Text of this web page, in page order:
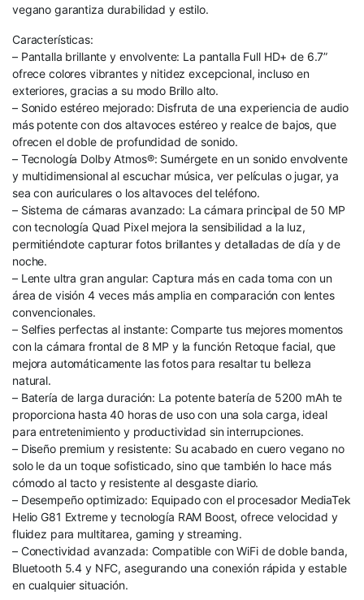
vegano garantiza durabilidad y estilo.
Características:
– Pantalla brillante y envolvente: La pantalla Full HD+ de 6.7”
ofrece colores vibrantes y nitidez excepcional, incluso en
exteriores, gracias a su modo Brillo alto.
– Sonido estéreo mejorado: Disfruta de una experiencia de audio
más potente con dos altavoces estéreo y realce de bajos, que
ofrecen el doble de profundidad de sonido.
– Tecnología Dolby Atmos®: Sumérgete en un sonido envolvente
y multidimensional al escuchar música, ver películas o jugar, ya
sea con auriculares o los altavoces del teléfono.
– Sistema de cámaras avanzado: La cámara principal de 50 MP
con tecnología Quad Pixel mejora la sensibilidad a la luz,
permitiéndote capturar fotos brillantes y detalladas de día y de
noche.
– Lente ultra gran angular: Captura más en cada toma con un
área de visión 4 veces más amplia en comparación con lentes
convencionales.
– Selfies perfectas al instante: Comparte tus mejores momentos
con la cámara frontal de 8 MP y la función Retoque facial, que
mejora automáticamente las fotos para resaltar tu belleza
natural.
– Batería de larga duración: La potente batería de 5200 mAh te
proporciona hasta 40 horas de uso con una sola carga, ideal
para entretenimiento y productividad sin interrupciones.
– Diseño premium y resistente: Su acabado en cuero vegano no
solo le da un toque sofisticado, sino que también lo hace más
cómodo al tacto y resistente al desgaste diario.
– Desempeño optimizado: Equipado con el procesador MediaTek
Helio G81 Extreme y tecnología RAM Boost, ofrece velocidad y
fluidez para multitarea, gaming y streaming.
– Conectividad avanzada: Compatible con WiFi de doble banda,
Bluetooth 5.4 y NFC, asegurando una conexión rápida y estable
en cualquier situación.